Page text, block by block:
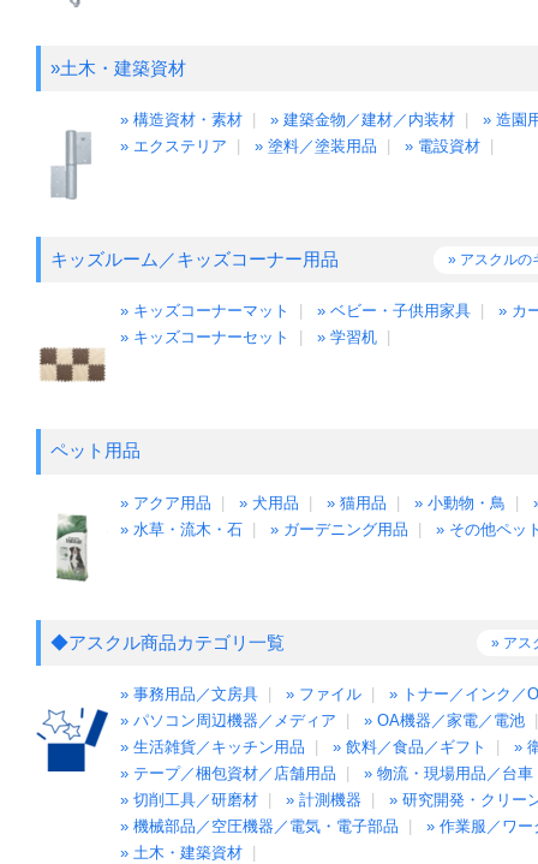
»土木・建築資材
» 構造資材・素材 » 建築金物／建材／内装材
» 造園
» エクステリア
» 塗料／塗装用品 » 電設資材
キッズルーム／キッズコーナー用品 » アスクルの
» キッズコーナーマット » ベビー・子供用家具
» カ
» キッズコーナーセット
» 学習机
ペット用品
» アクア用品 | » 犬用品 | » 猫用品 | » 小動物・鳥 |
» 水草・流木・石 | » ガーデニング用品 | » その他ペッ
◆アスクル商品カテゴリ一覧 » アス
» 事務用品／文房具 » ファイル
» トナー／インク／
» パソコン周辺機器／メディア
» OA機器／家電／電池
» 生活雑貨／キッチン用品
» 飲料／食品／ギフト
»
» テープ／梱包資材／店舗用品
» 物流・現場用品／台車
» 切削工具／研磨材
» 計測機器
» 研究開発・クリー
» 機械部品／空圧機器／電気・電子部品
» 作業服／ワ
» 土木・建築資材